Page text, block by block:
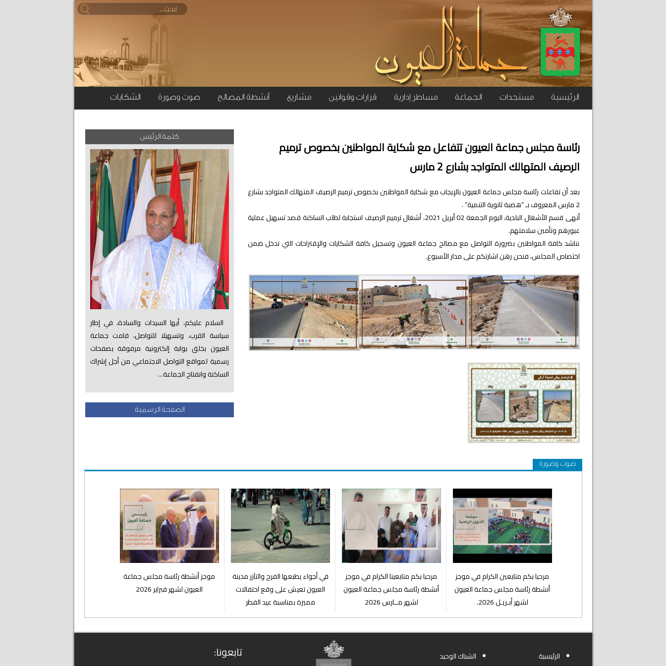
الرئيسية مستجدات الجماعة مساطر إدارية قرارات وقوانين مشاريع أنشطة المصالح صوت وصورة الشكايات
رئاسة مجلس جماعة العيون تتفاعل مع شكاية المواطنين بخصوص ترميم
الرصيف المتهالك المتواجد بشارع 2 مارس
بعد أن تفاعلت رئاسة مجلس جماعة العيون بالإيجاب مع شكاية المواطنين بخصوص ترميم الرصيف المتهالك المتواجد بشارع
2 مارس المعروف بـ “هضبة ثانوية التنمية” .
أنهى قسم الأشغال البلدية، اليوم الجمعة 02 أبريل 2021، أشغال ترميم الرصيف استجابة لطلب الساكنة قصد تسهيل عملية
عبورهم وتأمين سلامتهم.
نناشد كافة المواطنين بضرورة التواصل مع مصالح جماعة العيون وتسجيل كافة الشكايات والإقتراحات التي تدخل ضمن
اختصاص المجلس، فنحن رهن اشارتكم على مدار الأسبوع.
كلمة الرئيس
السلام عليكم، أيها السيدات والسادة، في إطار
سياسة القرب، وتسهيلا للتواصل، قامت جماعة
العيون بخلق بوابة إلكترونية مرفوقة بصفحات
رسمية لمواقع التواصل الاجتماعي من أجل إشراك
الساكنة وانفتاح الجماعة…
الصفحة الرسمية
صوت وصورة
⁨مرحبا بكم متابعين الكرام في موجز
أنشطة رئاسة مجلس جماعة العيون
لشهر أبـريـل 2026.
مرحبا بكم متابعينا الكرام في موجز
أنشطة رئاسة مجلس جماعة العيون
لشهر مــارس 2026
في أجواء يطبعها الفرح والتآزر مدينة
العيون تعيش على وقع احتفالات
مميزة بمناسبة عيد الفطر
موجز أنشطة رئاسة مجلس جماعة
العيون لشهر فبراير 2026
الرئيسية
الشباك الوحيد
تابعونا: